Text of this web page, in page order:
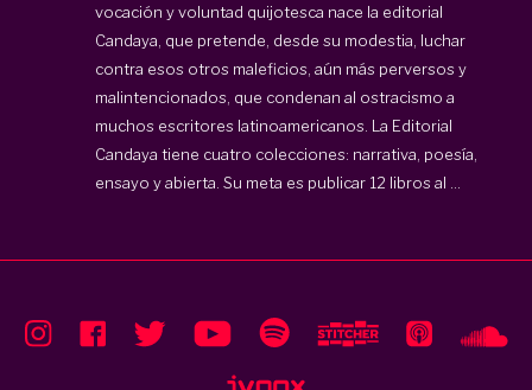
vocación y voluntad quijotesca nace la editorial
Candaya, que pretende, desde su modestia, luchar
contra esos otros maleficios, aún más perversos y
malintencionados, que condenan al ostracismo a
muchos escritores latinoamericanos. La Editorial
Candaya tiene cuatro colecciones: narrativa, poesía,
ensayo y abierta. Su meta es publicar 12 libros al ...